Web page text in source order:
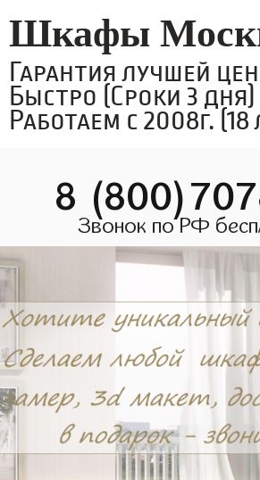
Шкафы
Гарантия лучшей
Быстро (Сроки 3 дня)
Работаем с 2008г. (18
8
Звонок по РФ